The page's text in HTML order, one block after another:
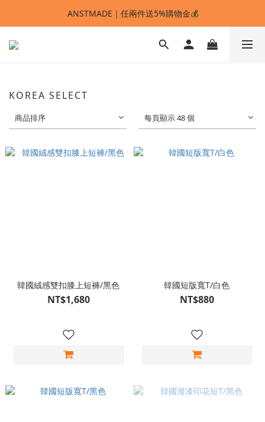
ANSTMADE｜任兩件送5%購物金💰
ANSTMADE｜任兩件送5%購物金💰
🚩 【SELECT服飾】1件95折、2件88折
ANSTMADE｜任兩件送5%購物金💰
KOREA SELECT
商品排序 每頁顯示 48 個
韓國絨感雙扣膝上短褲/黑色
NT$1,680
韓國短版寬T/白色
NT$880